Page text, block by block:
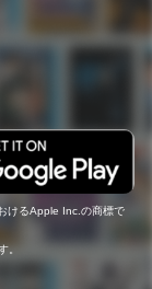
けるApple Inc.の商標で
。